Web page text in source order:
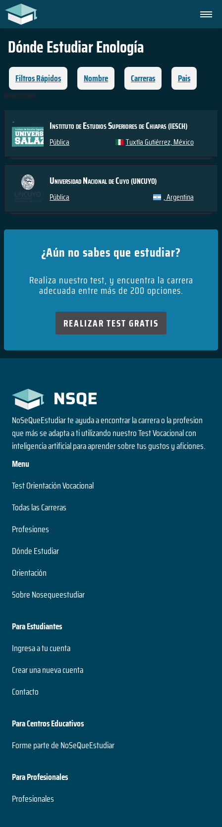
Dónde EstudiarEnología
Filtros Rápidos Nombre Carreras Pais
Resultados
Instituto de Estudios Superiores de Chiapas(IESCH)
Pública Tuxtla Gutiérrez, México
Universidad Nacional de Cuyo(UNCUYO)
Pública , Argentina
¿Aún no sabes que estudiar?
Realiza nuestro test, y encuentra la carrera
adecuada entre más de 200 opciones.
REALIZAR TEST GRATIS
NoSeQueEstudiar te ayuda a encontrar la carrera o la profesion
que más se adapta a ti utilizando nuestro Test Vocacional con
inteligencia artificial para aprender sobre tus gustos y aficiones.
Menu
Test Orientación Vocacional
Todas las Carreras
Profesiones
Dónde Estudiar
Orientación
Sobre Nosequeestudiar
Para Estudiantes
Ingresa a tu cuenta
Crear una nueva cuenta
Contacto
Para Centros Educativos
Forme parte de NoSeQueEstudiar
Para Profesionales
Profesionales